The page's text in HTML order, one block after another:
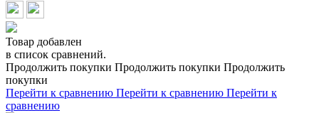
Товар добавлен
в список сравнений.
Продолжить покупки Продолжить покупки Продолжить
покупки
Перейти к сравнению Перейти к сравнению Перейти к
сравнению